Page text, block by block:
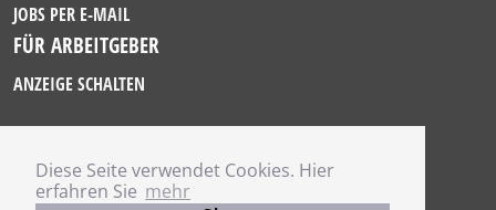
Diese Seite verwendet Cookies. Hier
erfahren Sie mehr
JOBS PER E-MAIL
FÜR ARBEITGEBER
ANZEIGE SCHALTEN
IMPRESSUM